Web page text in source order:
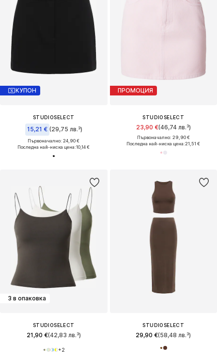
КУПОН
STUDIOSELECT
15,21 € (29,75 лв.³)
Първоначално: 24,90 €
Последна най-ниска цена:10,14 €
ПРОМОЦИЯ
STUDIOSELECT
23,90 €(46,74 лв.³)
Първоначално: 29,90 €
Последна най-ниска цена:21,51 €
3 в опаковка
STUDIOSELECT
21,90 €(42,83 лв.³)
+2
STUDIOSELECT
29,90 €(58,48 лв.³)